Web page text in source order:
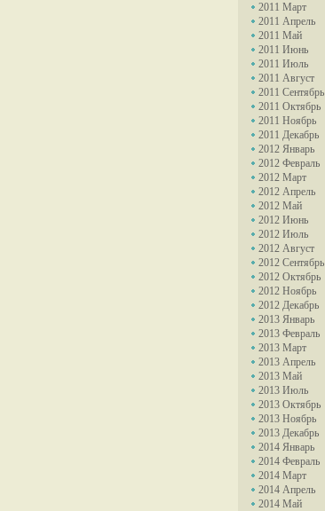
2011 Март
2011 Апрель
2011 Май
2011 Июнь
2011 Июль
2011 Август
2011 Сентябрь
2011 Октябрь
2011 Ноябрь
2011 Декабрь
2012 Январь
2012 Февраль
2012 Март
2012 Апрель
2012 Май
2012 Июнь
2012 Июль
2012 Август
2012 Сентябрь
2012 Октябрь
2012 Ноябрь
2012 Декабрь
2013 Январь
2013 Февраль
2013 Март
2013 Апрель
2013 Май
2013 Июль
2013 Октябрь
2013 Ноябрь
2013 Декабрь
2014 Январь
2014 Февраль
2014 Март
2014 Апрель
2014 Май